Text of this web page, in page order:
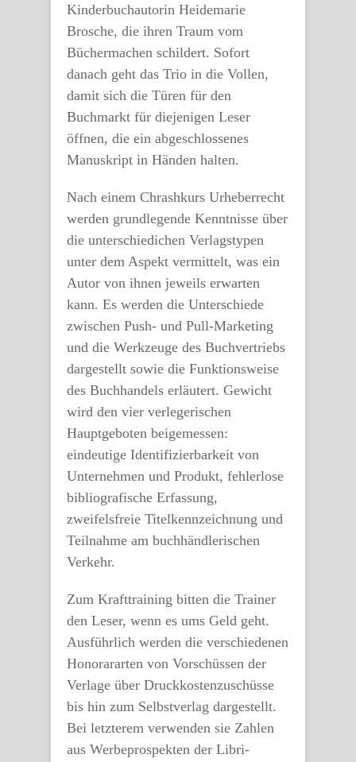
Kinderbuchautorin Heidemarie
Brosche, die ihren Traum vom
Büchermachen schildert. Sofort
danach geht das Trio in die Vollen,
damit sich die Türen für den
Buchmarkt für diejenigen Leser
öffnen, die ein abgeschlossenes
Manuskript in Händen halten.
Nach einem Chrashkurs Urheberrecht
werden grundlegende Kenntnisse über
die unterschiedichen Verlagstypen
unter dem Aspekt vermittelt, was ein
Autor von ihnen jeweils erwarten
kann. Es werden die Unterschiede
zwischen Push- und Pull-Marketing
und die Werkzeuge des Buchvertriebs
dargestellt sowie die Funktionsweise
des Buchhandels erläutert. Gewicht
wird den vier verlegerischen
Hauptgeboten beigemessen:
eindeutige Identifizierbarkeit von
Unternehmen und Produkt, fehlerlose
bibliografische Erfassung,
zweifelsfreie Titelkennzeichnung und
Teilnahme am buchhändlerischen
Verkehr.
Zum Krafttraining bitten die Trainer
den Leser, wenn es ums Geld geht.
Ausführlich werden die verschiedenen
Honorararten von Vorschüssen der
Verlage über Druckkostenzuschüsse
bis hin zum Selbstverlag dargestellt.
Bei letzterem verwenden sie Zahlen
aus Werbeprospekten der Libri-